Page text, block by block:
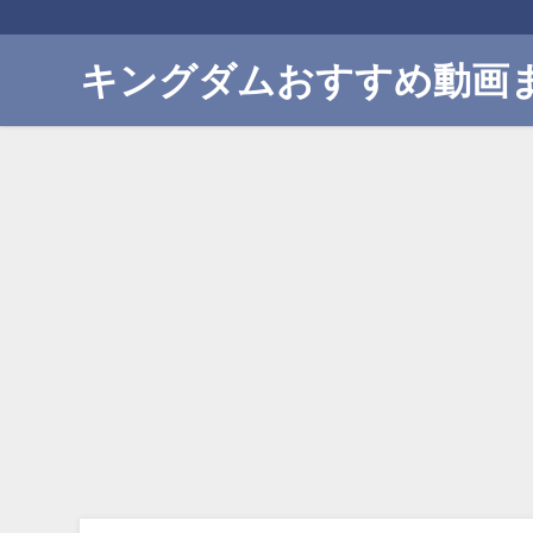
キングダムおすすめ動画